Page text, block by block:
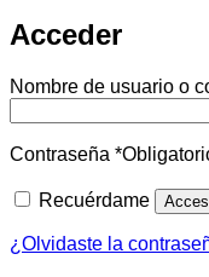
Acceder
Nombre de usuario o
Contraseña *
Recuérdame
¿Olvidaste la